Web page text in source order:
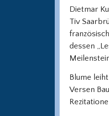
Dietmar
Tiv
dessen
Blume
Versen